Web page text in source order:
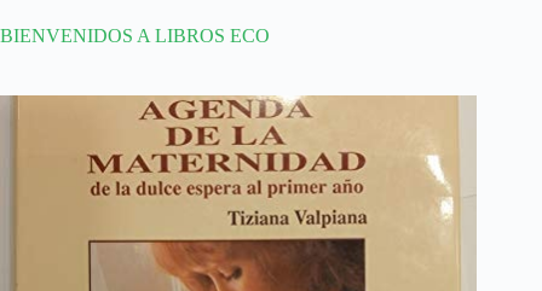
BIENVENIDOS A LIBROS ECO